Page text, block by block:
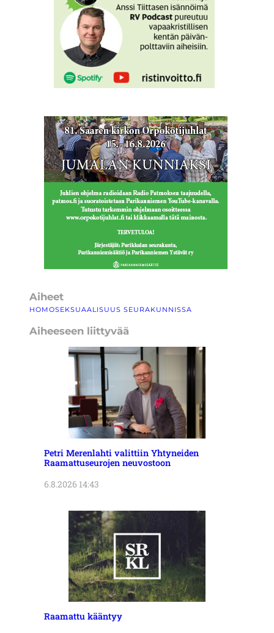
Aiheet
HOMOSEKSUAALISUUS SEURAKUNNISSA
Aiheeseen liittyvää
Petri Merenlahti valittiin Yhtyneiden
Raamattuseurojen neuvostoon
6.8.2026 14:43
Raamattu kääntyy